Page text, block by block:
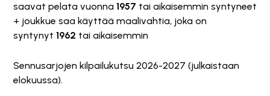
saavat pelata vuonna 1957 tai aikaisemmin syntyneet
+ joukkue saa käyttää maalivahtia, joka on
syntynyt 1962 tai aikaisemmin
Sennusarjojen kilpailukutsu 2026-2027 (julkaistaan
elokuussa).